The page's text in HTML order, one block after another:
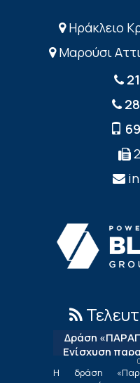
Ηράκλειο
Μαρούσι
Δράση
Ενίσχυση
Η δράση